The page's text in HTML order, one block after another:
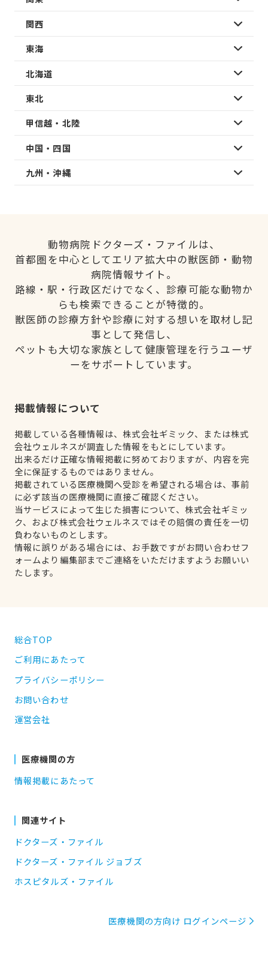
関西
東海
北海道
東北
甲信越・北陸
中国・四国
九州・沖縄
動物病院ドクターズ・ファイルは、
首都圏を中心としてエリア拡大中の獣医師・動物
病院情報サイト。
路線・駅・行政区だけでなく、診療可能な動物か
らも検索できることが特徴的。
獣医師の診療方針や診療に対する想いを取材し記
事として発信し、
ペットも大切な家族として健康管理を行うユーザ
ーをサポートしています。
掲載情報について
掲載している各種情報は、株式会社ギミック、または株式
会社ウェルネスが調査した情報をもとにしています。
出来るだけ正確な情報掲載に努めておりますが、内容を完
全に保証するものではありません。
掲載されている医療機関へ受診を希望される場合は、事前
に必ず該当の医療機関に直接ご確認ください。
当サービスによって生じた損害について、株式会社ギミッ
ク、および株式会社ウェルネスではその賠償の責任を一切
負わないものとします。
情報に誤りがある場合には、お手数ですがお問い合わせフ
ォームより編集部までご連絡をいただけますようお願いい
たします。
総合TOP
ご利用にあたって
プライバシーポリシー
お問い合わせ
運営会社
医療機関の方
情報掲載にあたって
関連サイト
ドクターズ・ファイル
ドクターズ・ファイル ジョブズ
ホスピタルズ・ファイル
医療機関の方向け ログインページ